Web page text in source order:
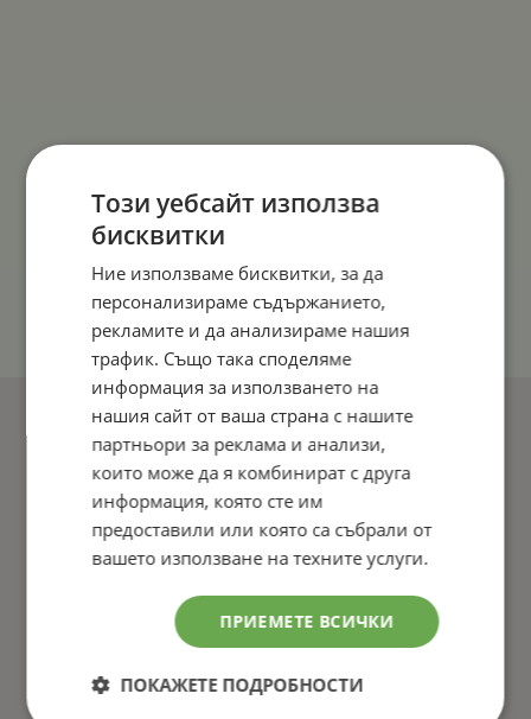
Този уебсайт използва
бисквитки
Ние използваме бисквитки, за да
персонализираме съдържанието,
рекламите и да анализираме нашия
трафик. Също така споделяме
информация за използването на
нашия сайт от ваша страна с нашите
партньори за реклама и анализи,
които може да я комбинират с друга
информация, която сте им
предоставили или която са събрали от
вашето използване на техните услуги.
ПРИЕМЕТЕ ВСИЧКИ
ПОКАЖЕТЕ ПОДРОБНОСТИ